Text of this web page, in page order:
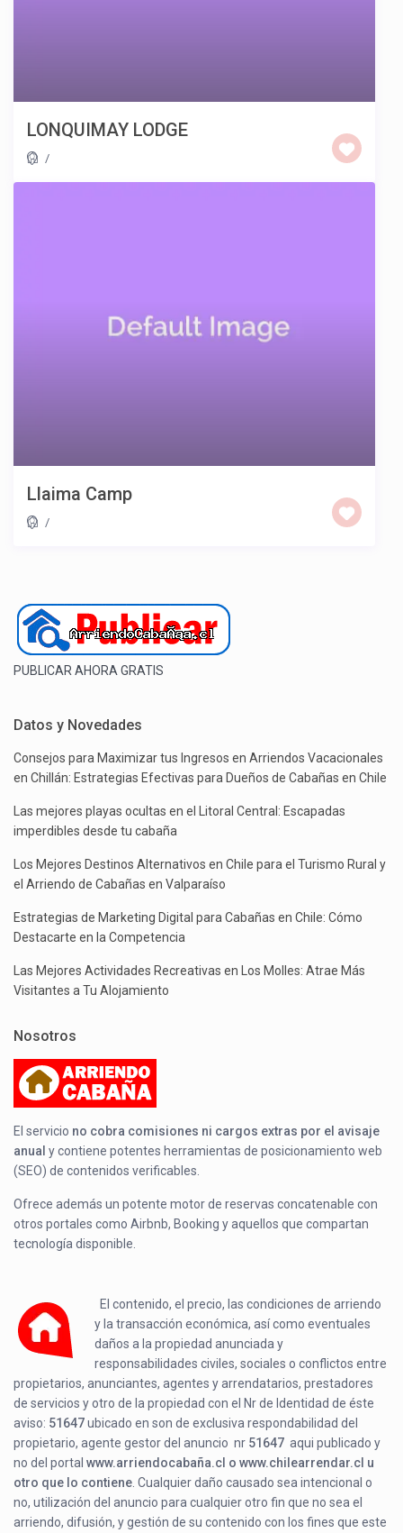
LONQUIMAY LODGE
/
Llaima Camp
/
PUBLICAR AHORA GRATIS
Datos y Novedades
Consejos para Maximizar tus Ingresos en Arriendos Vacacionales
en Chillán: Estrategias Efectivas para Dueños de Cabañas en Chile
Las mejores playas ocultas en el Litoral Central: Escapadas
imperdibles desde tu cabaña
Los Mejores Destinos Alternativos en Chile para el Turismo Rural y
el Arriendo de Cabañas en Valparaíso
Estrategias de Marketing Digital para Cabañas en Chile: Cómo
Destacarte en la Competencia
Las Mejores Actividades Recreativas en Los Molles: Atrae Más
Visitantes a Tu Alojamiento
Nosotros
El servicio no cobra comisiones ni cargos extras por el avisaje
anual y contiene potentes herramientas de posicionamiento web
(SEO) de contenidos verificables.
Ofrece además un potente motor de reservas concatenable con
otros portales como Airbnb, Booking y aquellos que compartan
tecnología disponible.
El contenido, el precio, las condiciones de arriendo
y la transacción económica, así como eventuales
daños a la propiedad anunciada y
responsabilidades civiles, sociales o conflictos entre
propietarios, anunciantes, agentes y arrendatarios, prestadores
de servicios y otro de la propiedad con el Nr de Identidad de éste
aviso: 51647ubicado enson de exclusiva respondabilidad del
propietario, agente gestor del anuncio nr 51647 aqui publicado y
no del portalwww.arriendocabaña.cl o www.chilearrendar.cl u
otro que lo contiene . Cualquier daño causado sea intencional o
no, utilización del anuncio para cualquier otro fin que no sea el
arriendo, difusión, y gestión de su contenido con los fines que este